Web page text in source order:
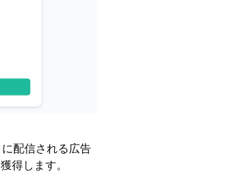
配信される広告
得します。